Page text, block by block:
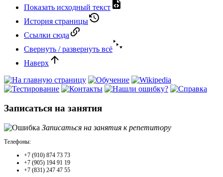
Показать исходный текст
История страницы
Ссылки сюда
Свернуть / развернуть всё
Наверх
Записаться на занятия
Записаться на занятия к репетитору
Телефоны:
+7 (910) 874 73 73
+7 (905) 194 91 19
+7 (831) 247 47 55